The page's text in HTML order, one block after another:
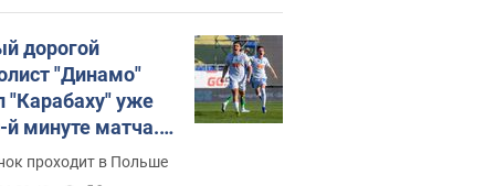
дорогой
"Динамо"
"Карабаху" уже
й минуте матча.
проходит в Польше